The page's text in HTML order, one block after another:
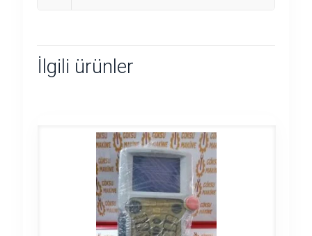
İlgili ürünler